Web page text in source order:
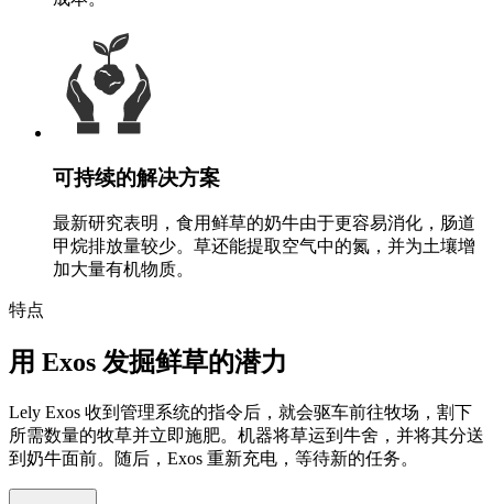
可持续的解决方案
最新研究表明，食用鲜草的奶牛由于更容易消化，肠道
甲烷排放量较少。草还能提取空气中的氮，并为土壤增
加大量有机物质。
特点
用 Exos 发掘鲜草的潜力
Lely Exos 收到管理系统的指令后，就会驱车前往牧场，割下
所需数量的牧草并立即施肥。机器将草运到牛舍，并将其分送
到奶牛面前。随后，Exos 重新充电，等待新的任务。